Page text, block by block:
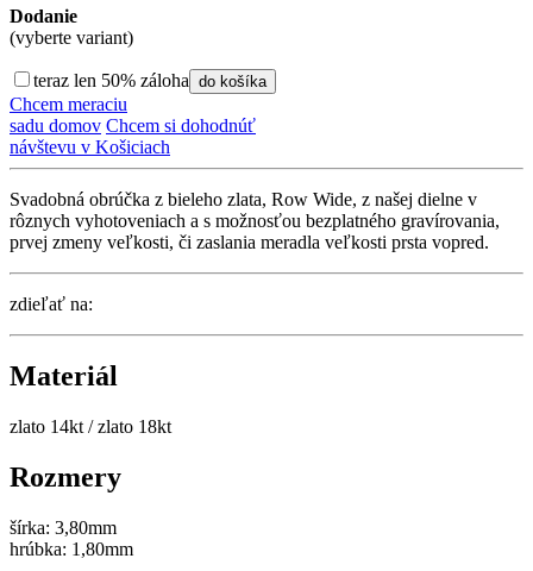
Dodanie
(vyberte variant)
teraz len 50% záloha do košíka
Chcem meraciu
sadu domov Chcem si dohodnúť
návštevu v Košiciach
Svadobná obrúčka z bieleho zlata, Row Wide, z našej dielne v
rôznych vyhotoveniach a s možnosťou bezplatného gravírovania,
prvej zmeny veľkosti, či zaslania meradla veľkosti prsta vopred.
zdieľať na:
Materiál
zlato 14kt / zlato 18kt
Rozmery
šírka: 3,80mm
hrúbka: 1,80mm